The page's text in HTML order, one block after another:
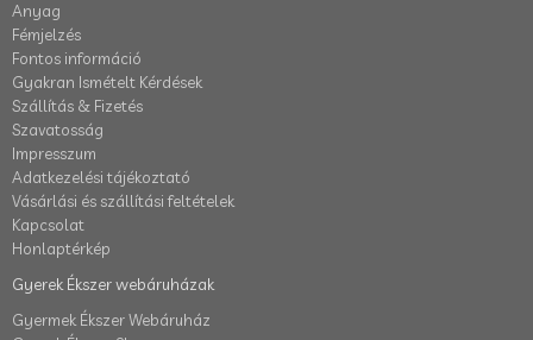
Anyag
Fémjelzés
Fontos információ
Gyakran Ismételt Kérdések
Szállítás & Fizetés
Szavatosság
Impresszum
Adatkezelési tájékoztató
Vásárlási és szállítási feltételek
Kapcsolat
Honlaptérkép
Gyerek Ékszer webáruházak
Gyermek Ékszer Webáruház